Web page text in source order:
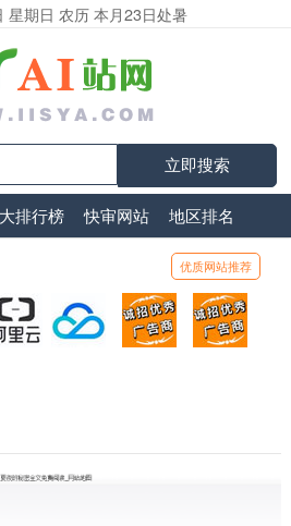
星期日 农历 本月23日处暑
立即搜索
排行榜 快审网站 地区排名
优质网站推荐
告位待售
广告位2
位招商_广告位待售
阿里云
打折活动、99元/年
腾讯云
优惠打折，99元/年
顶部广告位5
广告位招商_